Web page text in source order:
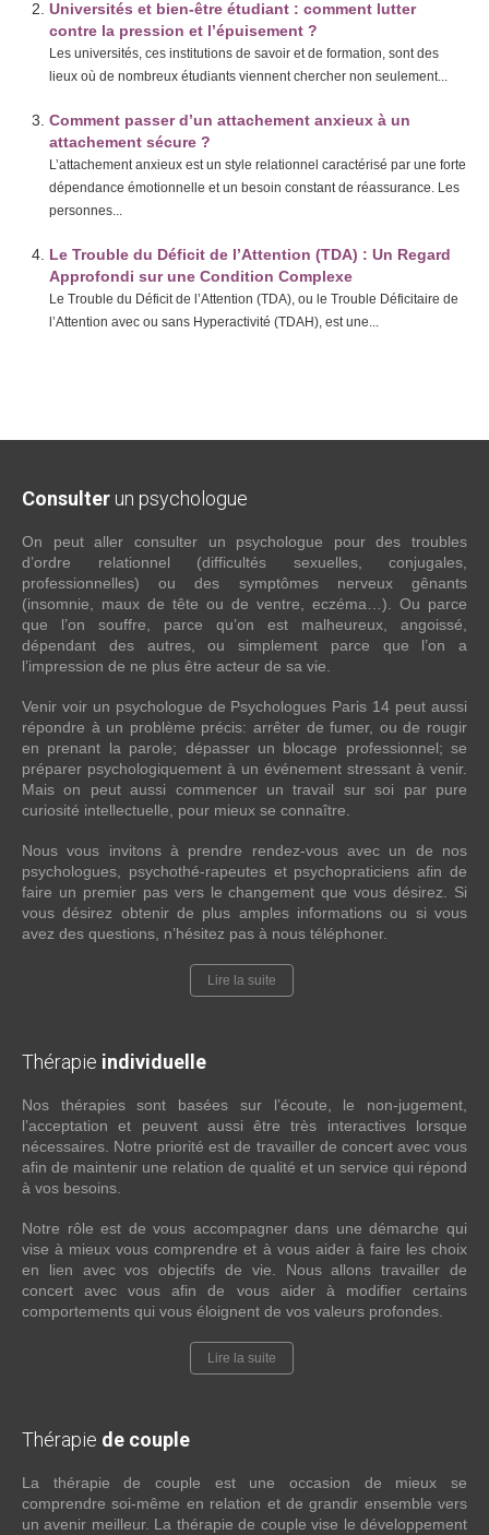
Universités et bien-être étudiant : comment lutter
contre la pression et l’épuisement ?
Les universités, ces institutions de savoir et de formation, sont des
lieux où de nombreux étudiants viennent chercher non seulement...
Comment passer d’un attachement anxieux à un
attachement sécure ?
L’attachement anxieux est un style relationnel caractérisé par une forte
dépendance émotionnelle et un besoin constant de réassurance. Les
personnes...
Le Trouble du Déficit de l’Attention (TDA) : Un Regard
Approfondi sur une Condition Complexe
Le Trouble du Déficit de l’Attention (TDA), ou le Trouble Déficitaire de
l’Attention avec ou sans Hyperactivité (TDAH), est une...
Consulter un psychologue
On peut aller consulter un psychologue pour des troubles
d’ordre relationnel (difficultés sexuelles, conjugales,
professionnelles) ou des symptômes nerveux gênants
(insomnie, maux de tête ou de ventre, eczéma…). Ou parce
que l’on souffre, parce qu’on est malheureux, angoissé,
dépendant des autres, ou simplement parce que l’on a
l’impression de ne plus être acteur de sa vie.
Venir voir un psychologue de Psychologues Paris 14 peut aussi
répondre à un problème précis: arrêter de fumer, ou de rougir
en prenant la parole; dépasser un blocage professionnel; se
préparer psychologiquement à un événement stressant à venir.
Mais on peut aussi commencer un travail sur soi par pure
curiosité intellectuelle, pour mieux se connaître.
Nous vous invitons à prendre rendez-vous avec un de nos
psychologues, psychothé-rapeutes et psychopraticiens afin de
faire un premier pas vers le changement que vous désirez. Si
vous désirez obtenir de plus amples informations ou si vous
avez des questions, n’hésitez pas à nous téléphoner.
Lire la suite
Thérapie individuelle
Nos thérapies sont basées sur l’écoute, le non-jugement,
l’acceptation et peuvent aussi être très interactives lorsque
nécessaires. Notre priorité est de travailler de concert avec vous
afin de maintenir une relation de qualité et un service qui répond
à vos besoins.
Notre rôle est de vous accompagner dans une démarche qui
vise à mieux vous comprendre et à vous aider à faire les choix
en lien avec vos objectifs de vie. Nous allons travailler de
concert avec vous afin de vous aider à modifier certains
comportements qui vous éloignent de vos valeurs profondes.
Lire la suite
Thérapie de couple
La thérapie de couple est une occasion de mieux se
comprendre soi-même en relation et de grandir ensemble vers
un avenir meilleur. La thérapie de couple vise le développement